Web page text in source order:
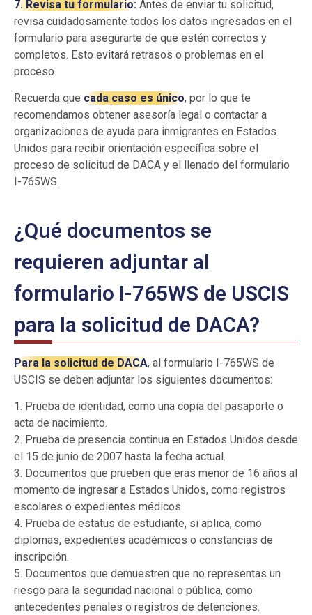
7. Revisa tu formulario: Antes de enviar tu solicitud,
revisa cuidadosamente todos los datos ingresados en el
formulario para asegurarte de que estén correctos y
completos. Esto evitará retrasos o problemas en el
proceso.
Recuerda que cada caso es único, por lo que te
recomendamos obtener asesoría legal o contactar a
organizaciones de ayuda para inmigrantes en Estados
Unidos para recibir orientación específica sobre el
proceso de solicitud de DACA y el llenado del formulario
I-765WS.
¿Qué documentos se
requieren adjuntar al
formulario I-765WS de USCIS
para la solicitud de DACA?
Para la solicitud de DACA, al formulario I-765WS de
USCIS se deben adjuntar los siguientes documentos:
1. Prueba de identidad, como una copia del pasaporte o
acta de nacimiento.
2. Prueba de presencia continua en Estados Unidos desde
el 15 de junio de 2007 hasta la fecha actual.
3. Documentos que prueben que eras menor de 16 años al
momento de ingresar a Estados Unidos, como registros
escolares o expedientes médicos.
4. Prueba de estatus de estudiante, si aplica, como
diplomas, expedientes académicos o constancias de
inscripción.
5. Documentos que demuestren que no representas un
riesgo para la seguridad nacional o pública, como
antecedentes penales o registros de detenciones.